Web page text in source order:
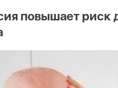
повышает риск